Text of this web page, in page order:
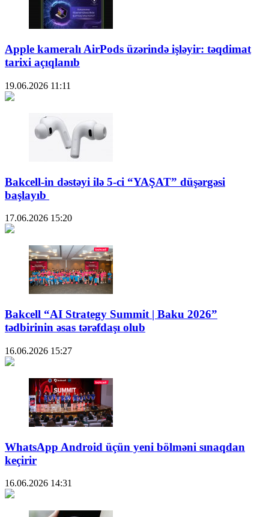
Apple kameralı AirPods üzərində işləyir: təqdimat
tarixi açıqlanıb
19.06.2026 11:11
Bakcell-in dəstəyi ilə 5-ci “YAŞAT” düşərgəsi
başlayıb
17.06.2026 15:20
Bakcell “AI Strategy Summit | Baku 2026”
tədbirinin əsas tərəfdaşı olub
16.06.2026 15:27
WhatsApp Android üçün yeni bölməni sınaqdan
keçirir
16.06.2026 14:31